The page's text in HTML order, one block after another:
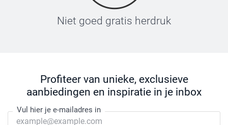
Niet goed gratis herdruk
Profiteer van unieke, exclusieve
aanbiedingen en inspiratie in je inbox
Vul hier je e-mailadres in